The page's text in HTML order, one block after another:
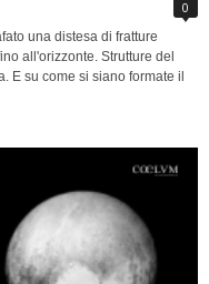
0
una distesa di fratture
all'orizzonte. Strutture del
E su come si siano formate il